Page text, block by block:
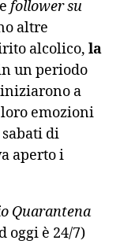
follower su
altre
alcolico, la
un periodo
a
emozioni
di
aperto i
Quarantena
oggi è 24/7)